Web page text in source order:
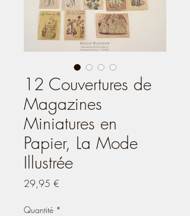
12 Couvertures de
Magazines
Miniatures en
Papier, La Mode
Illustrée
29,95 €
Quantité *